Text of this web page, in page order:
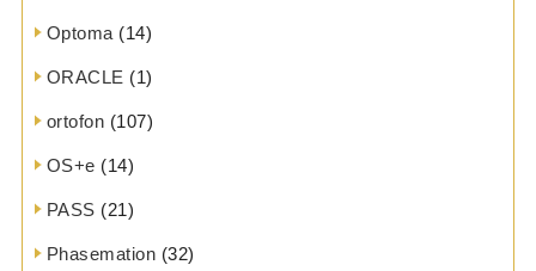
Optoma (14)
ORACLE (1)
ortofon (107)
OS+e (14)
PASS (21)
Phasemation (32)